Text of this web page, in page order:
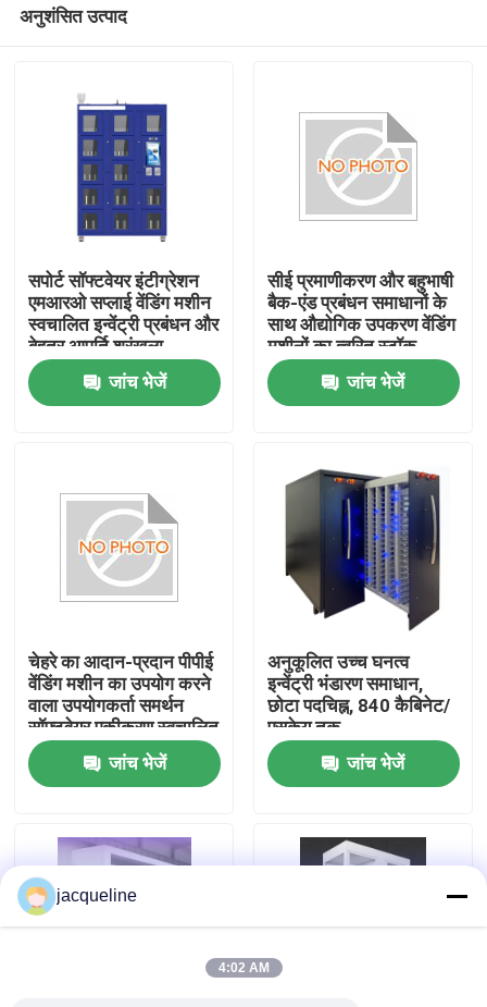
हमारे बारे में
कारखाने का दौरा
गुणवत्ता नियंत्रण
हमसे संपर्क करें
उद्धरण मांगें
रिवर्स वेंडिंग मशीन
अनुशंसित उत्पाद
सपोर्ट सॉफ्टवेयर इंटीग्रेशन
एमआरओ सप्लाई वेंडिंग मशीन
स्वचालित इन्वेंट्री प्रबंधन और
बेहतर आपूर्ति श्रृंखला
नियंत्रण प्रदान करती है
जांच भेजें
सीई प्रमाणीकरण और बहुभाषी
बैक-एंड प्रबंधन समाधानों के
साथ औद्योगिक उपकरण वेंडिंग
मशीनों का त्वरित स्टॉक
स्क्रैप और स्थानांतरण
जांच भेजें
चेहरे का आदान-प्रदान पीपीई
वेंडिंग मशीन का उपयोग करने
वाला उपयोगकर्ता समर्थन
सॉफ्टवेयर एकीकरण स्वचालित
व्यक्तिगत सुरक्षा उपकरण
वितरण प्रणालीजांच भेजें
अनुकूलित उच्च घनत्व
इन्वेंट्री भंडारण समाधान,
छोटा पदचिह्न, 840 कैबिनेट/
एसकेयू तक
जांच भेजें
jacqueline
4:02 AM